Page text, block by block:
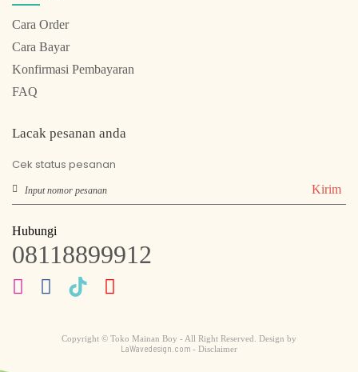
Cara Order
Cara Bayar
Konfirmasi Pembayaran
FAQ
Lacak pesanan anda
Cek status pesanan
Kirim
Hubungi
08118899912
Copyright © Toko Mainan Boy - All Right Reserved. Design by
LaWavedesign.com - Disclaimer